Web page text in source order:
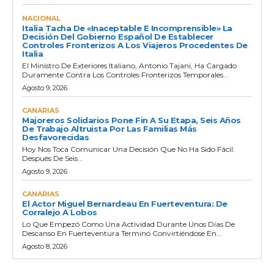
NACIONAL
Italia Tacha De «inaceptable E Incomprensible» La
Decisión Del Gobierno Español De Establecer
Controles Fronterizos A Los Viajeros Procedentes De
Italia
El Ministro De Exteriores Italiano, Antonio Tajani, Ha Cargado
Duramente Contra Los Controles Fronterizos Temporales...
Agosto 9, 2026
CANARIAS
Majoreros Solidarios Pone Fin A Su Etapa, Seis Años
De Trabajo Altruista Por Las Familias Más
Desfavorecidas
Hoy Nos Toca Comunicar Una Decisión Que No Ha Sido Fácil:
Después De Seis...
Agosto 9, 2026
CANARIAS
El Actor Miguel Bernardeau En Fuerteventura: De
Corralejo A Lobos
Lo Que Empezó Como Una Actividad Durante Unos Días De
Descanso En Fuerteventura Terminó Convirtiéndose En...
Agosto 8, 2026